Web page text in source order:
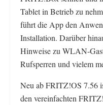
Tablet in Betrieb zu
führt die App den
Installation. Darüber
Hinweise zu WLAN-
Rufsperren und vielem
Neu ab FRITZ!OS 7.56
den vereinfachten